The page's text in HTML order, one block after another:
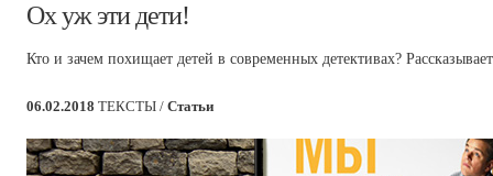
​Ох уж эти дети!
Кто и зачем похищает детей в современных детективах?
06.02.2018 ТЕКСТЫ / Статьи